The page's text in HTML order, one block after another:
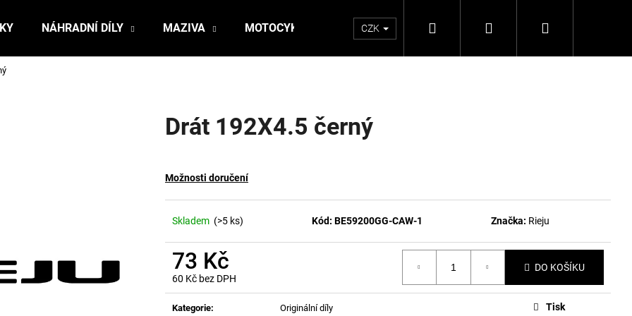
NÁHRADNÍ DÍLY MAZIVA MOTOCYKLY CZK Hledat PřihlášeníNákupní
Drát 192X4.5 černý
Možnosti doručení
Skladem (>5 ks) Kód: BE59200GG-CAW-1 Značka: Rieju
73 Kč
60 Kč bez DPH
Měrná
cena:
DO KOŠÍKU
Kategorie:
Originální díly
Tisk
HLEDAT